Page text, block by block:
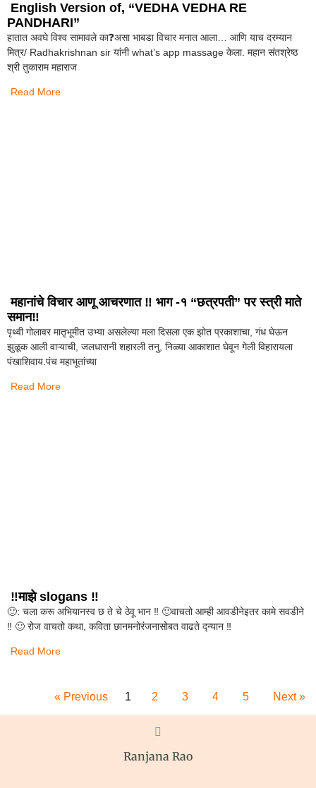
English Version of, “VEDHA VEDHA RE
PANDHARI”
हातात अवघे विश्व सामावले का❓असा भाबडा विचार मनात आला… आणि याच दरम्यान
मित्र/ Radhakrishnan sir यांनी what’s app massage केला. महान संतश्रेष्ठ
श्री तुकाराम महाराज
Read More
महानांचे विचार आणू आचरणात ‼️ भाग -१ “छत्रपती” पर स्त्री माते
समान‼️
पृथ्वी गोलावर मातृभूमीत उभ्या असलेल्या मला दिसला एक झोत प्रकाशाचा, गंध घेऊन
झुळूक आली वाऱ्याची, जलधारानी शहारली तनु, निळ्या आकाशात घेवून गेली विहारायला
पंखाशिवाय.पंच महाभूतांच्या
Read More
‼️माझे slogans ‼️
🙂: चला करू अभियानस्व छ ते चे ठेवू भान ‼️ 🙂वाचतो आम्ही आवडीनेइतर कामे सवडीने
‼️ 🙂 रोज वाचतो कथा, कविता छानमनोरंजनासोबत वाढते द्न्यान ‼️
Read More
« Previous 1 2 3 4 5 Next »
Ranjana Rao